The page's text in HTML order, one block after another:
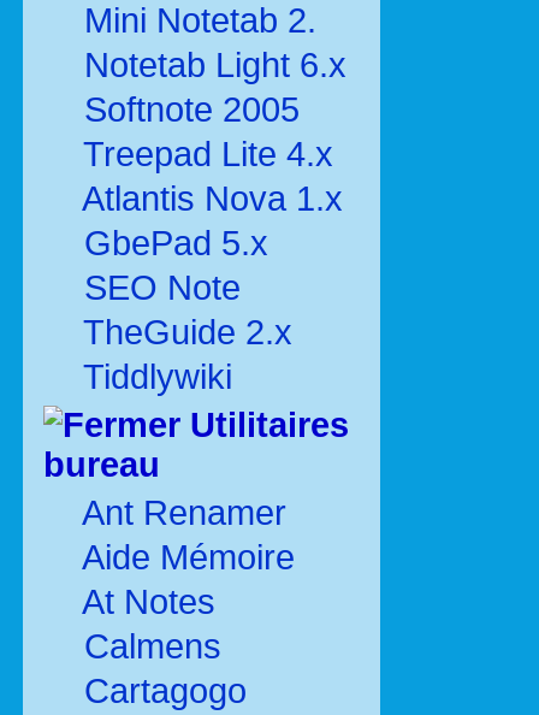
Mini Notetab 2.
Notetab Light 6.x
Softnote 2005
Treepad Lite 4.x
Atlantis Nova 1.x
GbePad 5.x
SEO Note
TheGuide 2.x
Tiddlywiki
Utilitaires
bureau
Ant Renamer
Aide Mémoire
At Notes
Calmens
Cartagogo